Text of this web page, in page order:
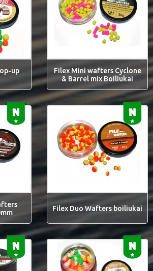
up
Filex Mini wafters Cyclone
& Barrel mix Boiliukai
Filex Duo Wafters boiliukai